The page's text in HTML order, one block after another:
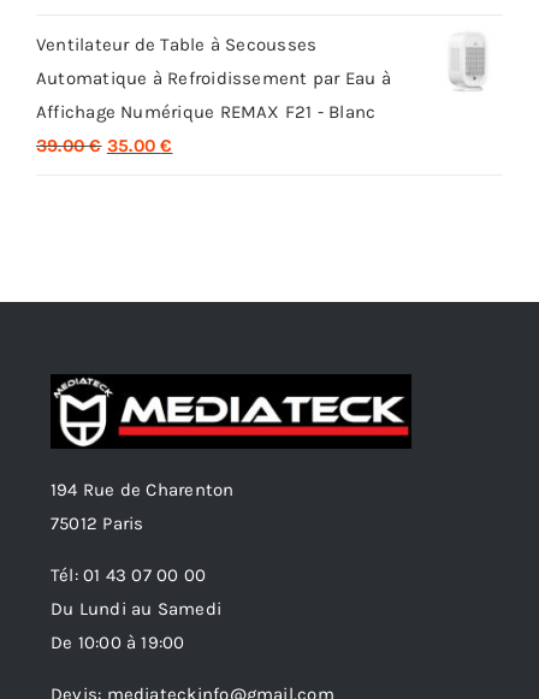
initial
était :
35.00 €.
actuel
est :
29.00 €.
Ventilateur de Table à Secousses
Automatique à Refroidissement par Eau à
Affichage Numérique REMAX F21 - Blanc
39.00€ Le
35.00€
194 Rue de Charenton
75012 Paris
Tél: 01 43 07 00 00
Du Lundi au Samedi
De 10:00 à 19:00
Devis: mediateckinfo@gmail.com